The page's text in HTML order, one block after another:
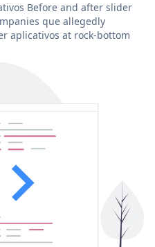
Before and after slider
que allegedly
aplicativos at rock-bottom